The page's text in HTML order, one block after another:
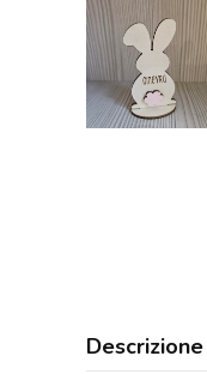
Descrizione